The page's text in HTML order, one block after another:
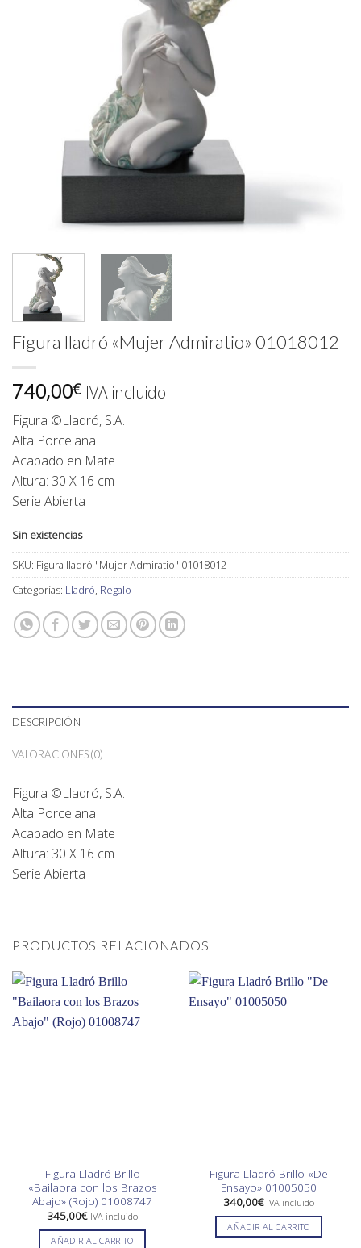
Figura lladró «Mujer Admiratio» 01018012
740,00€ IVA incluido
Figura ©Lladró, S.A.
Alta Porcelana
Acabado en Mate
Altura: 30 X 16 cm
Serie Abierta
Sin existencias
SKU: Figura lladró "Mujer Admiratio" 01018012
Categorías: Lladró, Regalo
DESCRIPCIÓN
VALORACIONES (0)
Figura ©Lladró, S.A.
Alta Porcelana
Acabado en Mate
Altura: 30 X 16 cm
Serie Abierta
PRODUCTOS RELACIONADOS
Figura Lladró Brillo
«Bailaora con los Brazos
Abajo» (Rojo) 01008747
345,00€ IVA incluido
AÑADIR AL CARRITO
Figura Lladró Brillo «De
Ensayo» 01005050
340,00€ IVA incluido
AÑADIR AL CARRITO